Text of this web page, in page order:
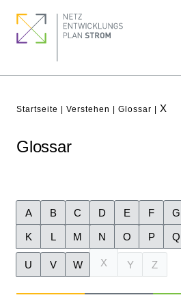
zum
Inhalt
Pfadnavigation
Startseite Verstehen Glossar X
Glossar
A B C D E F G
K L M N O P Q
U V W X Y Z
quick
links